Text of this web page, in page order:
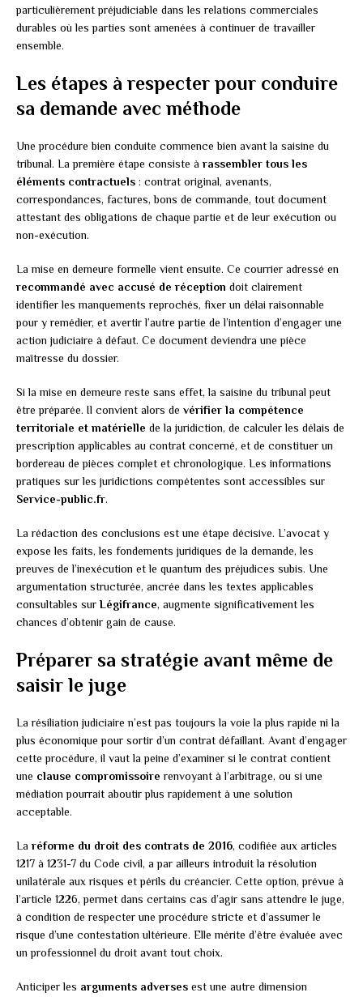
particulièrement préjudiciable dans les relations commerciales
durables où les parties sont amenées à continuer de travailler
ensemble.
Les étapes à respecter pour conduire
sa demande avec méthode
Une procédure bien conduite commence bien avant la saisine du
tribunal. La première étape consiste à rassembler tous les
éléments contractuels : contrat original, avenants,
correspondances, factures, bons de commande, tout document
attestant des obligations de chaque partie et de leur exécution ou
non-exécution.
La mise en demeure formelle vient ensuite. Ce courrier adressé en
recommandé avec accusé de réception doit clairement
identifier les manquements reprochés, fixer un délai raisonnable
pour y remédier, et avertir l’autre partie de l’intention d’engager une
action judiciaire à défaut. Ce document deviendra une pièce
maîtresse du dossier.
Si la mise en demeure reste sans effet, la saisine du tribunal peut
être préparée. Il convient alors de vérifier la compétence
territoriale et matérielle de la juridiction, de calculer les délais de
prescription applicables au contrat concerné, et de constituer un
bordereau de pièces complet et chronologique. Les informations
pratiques sur les juridictions compétentes sont accessibles sur
Service-public.fr.
La rédaction des conclusions est une étape décisive. L’avocat y
expose les faits, les fondements juridiques de la demande, les
preuves de l’inexécution et le quantum des préjudices subis. Une
argumentation structurée, ancrée dans les textes applicables
consultables surLégifrance, augmente significativement les
chances d’obtenir gain de cause.
Préparer sa stratégie avant même de
saisir le juge
La résiliation judiciaire n’est pas toujours la voie la plus rapide ni la
plus économique pour sortir d’un contrat défaillant. Avant d’engager
cette procédure, il vaut la peine d’examiner si le contrat contient
une clause compromissoire renvoyant à l’arbitrage, ou si une
médiation pourrait aboutir plus rapidement à une solution
acceptable.
La réforme du droit des contrats de 2016, codifiée aux articles
1217 à 1231-7 du Code civil, a par ailleurs introduit la résolution
unilatérale aux risques et périls du créancier. Cette option, prévue à
l’article 1226, permet dans certains cas d’agir sans attendre le juge,
à condition de respecter une procédure stricte et d’assumer le
risque d’une contestation ultérieure. Elle mérite d’être évaluée avec
un professionnel du droit avant tout choix.
Anticiper les arguments adverses est une autre dimension